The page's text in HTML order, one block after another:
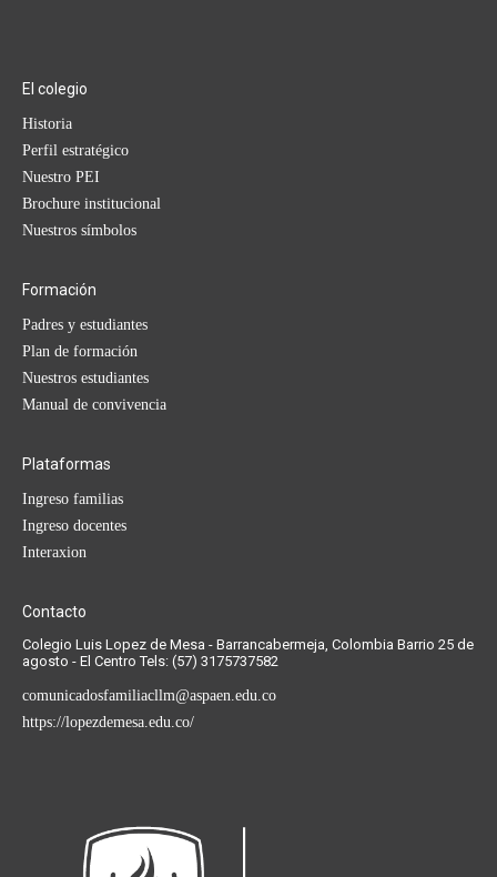
El colegio
Historia
Perfil estratégico
Nuestro PEI
Brochure institucional
Nuestros símbolos
Formación
Padres y estudiantes
Plan de formación
Nuestros estudiantes
Manual de convivencia
Plataformas
Ingreso familias
Ingreso docentes
Interaxion
Contacto
Colegio Luis Lopez de Mesa - Barrancabermeja, Colombia Barrio 25 de
agosto - El Centro Tels: (57) 3175737582
comunicadosfamiliacllm@aspaen.edu.co
https://lopezdemesa.edu.co/